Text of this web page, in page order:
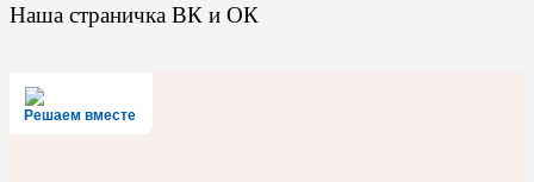
Наша страничка ВК и ОК
Решаем вместе